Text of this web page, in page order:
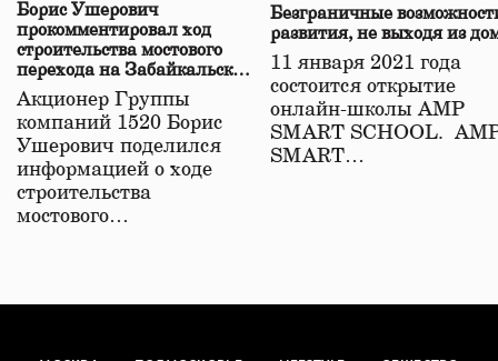
Борис Ушерович
прокомментировал ход
строительства мостового
перехода на Забайкальской
железной дороге
Акционер Группы
компаний 1520 Борис
Ушерович поделился
информацией о ходе
строительства
мостового…
Безграничные
развития, не выходя из
11 января 2021 года
состоится открытие
онлайн-школы АМР
SMART SCHOOL.
SMART…